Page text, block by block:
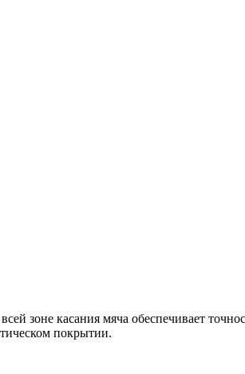
зоне касания мяча обеспечивает
покрытии.